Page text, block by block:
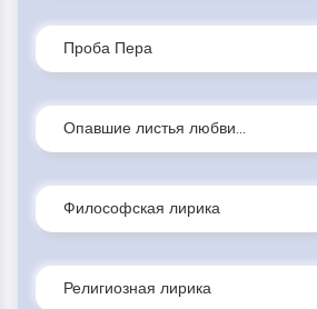
Проба Пера
Опавшие листья любви...
Философская лирика
Религиозная лирика